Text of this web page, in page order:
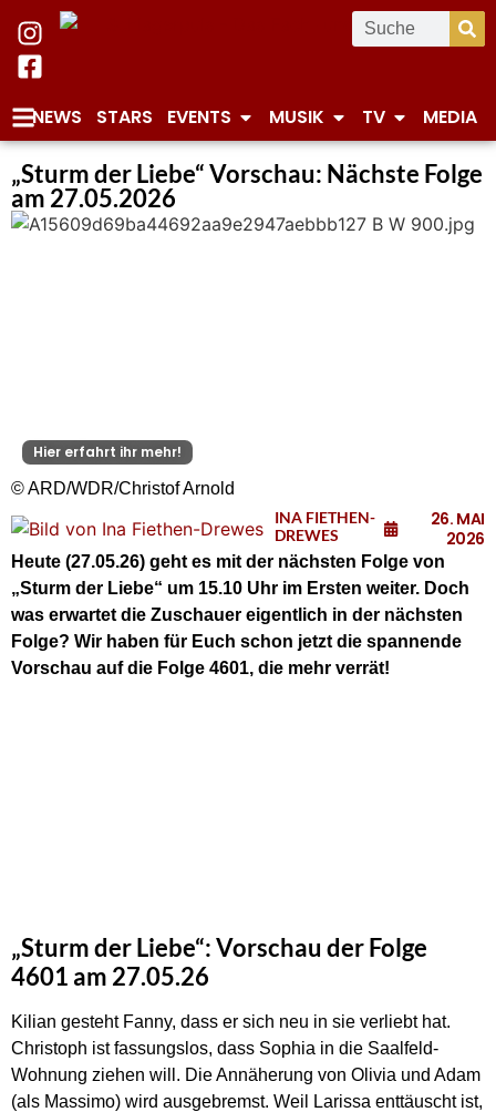
NEWS STARS EVENTS MUSIK TV MEDIA
„Sturm der Liebe“ Vorschau: Nächste Folge
am 27.05.2026
Hier erfahrt ihr mehr!
© ARD/WDR/Christof Arnold
INA FIETHEN-
DREWES
26. MAI
2026
Heute (27.05.26) geht es mit der nächsten Folge von
„Sturm der Liebe“ um 15.10 Uhr im Ersten weiter. Doch
was erwartet die Zuschauer eigentlich in der nächsten
Folge? Wir haben für Euch schon jetzt die spannende
Vorschau auf die Folge 4601, die mehr verrät!
„Sturm der Liebe“: Vorschau der Folge
4601 am 27.05.26
Kilian gesteht Fanny, dass er sich neu in sie verliebt hat.
Christoph ist fassungslos, dass Sophia in die Saalfeld-
Wohnung ziehen will. Die Annäherung von Olivia und Adam
(als Massimo) wird ausgebremst. Weil Larissa enttäuscht ist,